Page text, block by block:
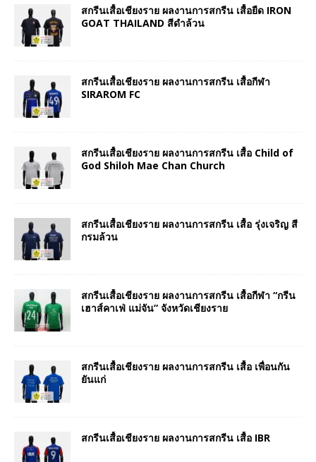
สกรีนเสื้อเชียงราย ผลงานการสกรีน เสื้อยืด IRON
GOAT THAILAND สีดำล้วน
สกรีนเสื้อเชียงราย ผลงานการสกรีน เสื้อกีฬา
SIRAROM FC
สกรีนเสื้อเชียงราย ผลงานการสกรีน เสื้อ Child of
God Shiloh Mae Chan Church
สกรีนเสื้อเชียงราย ผลงานการสกรีน เสื้อ รุ่งเจริญ สี
กรมล้วน
สกรีนเสื้อเชียงราย ผลงานการสกรีน เสื้อกีฬา “กรีน
เฮาส์คาเฟ่ แม่จัน” จังหวัดเชียงราย
สกรีนเสื้อเชียงราย ผลงานการสกรีน เสื้อ เพื่อนกัน
ยันแก่
สกรีนเสื้อเชียงราย ผลงานการสกรีน เสื้อ IBR